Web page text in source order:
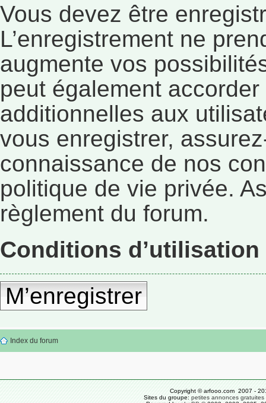
Vous devez être
L’enregistrement ne
augmente vos
peut également
additionnelles aux
vous enregistrer,
connaissance de nos
politique de vie privée.
règlement du forum.
Conditions d’utilisation
M’enregistrer
Index du forum
Copyright © arfooo.com 2007 -
Sites du groupe: petites annonces gratuites